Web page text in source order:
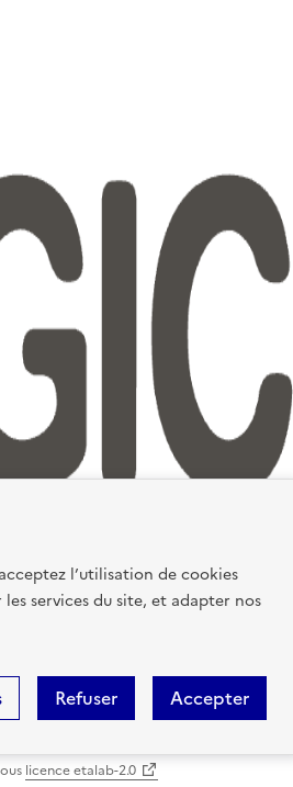
l’utilisation de cookies
services du site, et adapter nos
Accepter
Refuser
Mentions Légales Données personnelles
licence etalab-2.0